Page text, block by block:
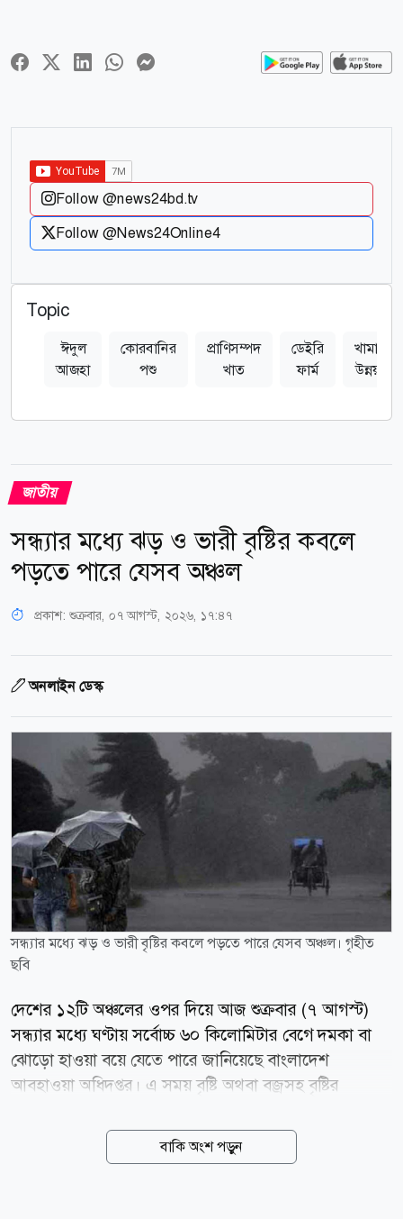
Follow @news24bd.tv
Follow @News24Online4
Topic
ঈদুল
আজহা
কোরবানির
পশু
প্রাণিসম্পদ
খাত
ডেইরি
ফার্ম
খামারি
উন্নয়ন
জাতীয়
সন্ধ্যার মধ্যে ঝড় ও ভারী বৃষ্টির কবলে
পড়তে পারে যেসব অঞ্চল
প্রকাশ: শুক্রবার, ০৭ আগস্ট, ২০২৬, ১৭:৪৭
অনলাইন ডেস্ক
সন্ধ্যার মধ্যে ঝড় ও ভারী বৃষ্টির কবলে পড়তে পারে যেসব অঞ্চল। গৃহীত
ছবি
দেশের ১২টি অঞ্চলের ওপর দিয়ে আজ শুক্রবার (৭ আগস্ট)
সন্ধ্যার মধ্যে ঘণ্টায় সর্বোচ্চ ৬০ কিলোমিটার বেগে দমকা বা
ঝোড়ো হাওয়া বয়ে যেতে পারে জানিয়েছে বাংলাদেশ
আবহাওয়া অধিদপ্তর। এ সময় বৃষ্টি অথবা বজ্রসহ বৃষ্টির
অধিদপ্তরের দেশের অভ্যন্তরীণ নদীবন্দরগুলোর জন্য দেওয়া
সর্বশেষ পূর্বাভাসে এ তথ্য জানানো হয়েছে। আবহাওয়াবিদ
বাকি অংশ পড়ুন